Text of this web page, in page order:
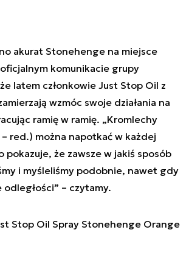
akurat Stonehenge na miejsce
komunikacie grupy
latem członkowie Just Stop Oil z
wzmóc swoje działania na
ramię w ramię. „Kromlechy
red.) można napotkać w każdej
pokazuje, że zawsze w jakiś sposób
i myśleliśmy podobnie, nawet gdy
odległości” – czytamy.
Stop Oil Spray Stonehenge Orange